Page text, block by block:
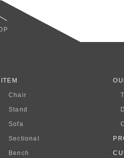
ITEM
Chair
Stand
Sofa
Sectional
Bench